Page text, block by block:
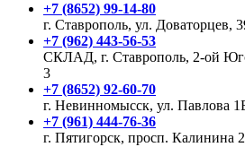
+7 (8652) 99-14-80
г. Ставрополь, ул. Доваторцев,
+7 (962) 443-56-53
СКЛАД, г. Ставрополь, 2-ой
3
+7 (8652) 92-60-70
г. Невинномысск, ул. Павлова
+7 (961) 444-76-36
г. Пятигорск, просп. Калинина